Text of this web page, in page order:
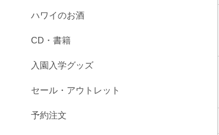
ハワイのお酒
CD・書籍
入園入学グッズ
セール・アウトレット
予約注文